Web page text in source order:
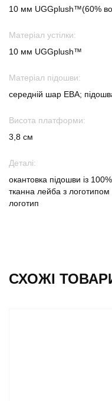
10 мм UGGplush™(60%
Матеріал устілки:
10 мм UGGplush™
Матеріал підошви:
середній шар ЕВА;
Висота платформи:
3,8 см
Деталі:
окантовка підошви із
тканна лейба з
логотип
СХОЖІ